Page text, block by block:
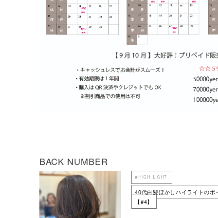
BACK NUMBER
#HIGH LIGHT
40代白髪ぼかしハイライトのポ
【#4】